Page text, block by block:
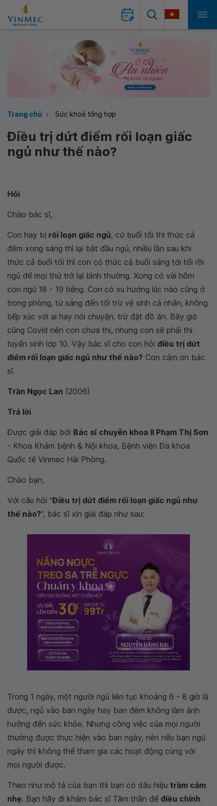
Trang chủ Sức khoẻ tổng hợp
Điều trị dứt điểm rối loạn giấc
ngủ như thế nào?
Hỏi
Chào bác sĩ,
Con hay bị rối loạn giấc ngủ, cứ buổi tối thì thức cả
đêm xong sáng thì lại bắt đầu ngủ, nhiều lần sau khi
thức cả buổi tối thì con có thức cả buổi sáng tới tối rồi
ngủ để mọi thứ trở lại bình thường. Xong có vài hôm
con ngủ 18 - 19 tiếng. Con có xu hướng lúc nào cũng ở
trong phòng, từ sáng đến tối trừ vệ sinh cá nhân, không
tiếp xúc với ai hay nói chuyện, trừ đặt đồ ăn. Bây giờ
cũng Covid nên con chưa thi, nhưng con sẽ phải thi
tuyển sinh lớp 10. Vậy bác sĩ cho con hỏi điều trị dứt
điểm rối loạn giấc ngủ như thế nào? Con cảm ơn bác
sĩ.
Trần Ngọc Lan (2006)
Trả lời
Được giải đáp bởi Bác sĩ chuyên khoa II Phạm Thị Sơn
- Khoa Khám bệnh & Nội khoa, Bệnh viện Đa khoa
Quốc tế Vinmec Hải Phòng.
Chào bạn,
Với câu hỏi “Điều trị dứt điểm rối loạn giấc ngủ như
thế nào?”, bác sĩ xin giải đáp như sau:
Trong 1 ngày, một người ngủ liên tục khoảng 6 - 8 giờ là
được, ngủ vào ban ngày hay ban đêm không làm ảnh
hưởng đến sức khỏe. Nhưng công việc của mọi người
thường được thực hiện vào ban ngày, nên nếu bạn ngủ
ngày thì không thể tham gia các hoạt động cùng với
mọi người được.
Theo như mô tả của bạn thì bạn có dấu hiệu trầm cảm
nhẹ. Bạn hãy đi khám bác sĩ Tâm thần để điều chỉnh